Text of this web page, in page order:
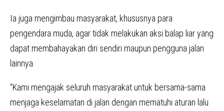
Ia juga mengimbau masyarakat, khususnya para
pengendara muda, agar tidak melakukan aksi balap liar yang
dapat membahayakan diri sendiri maupun pengguna jalan
lainnya.
“Kami mengajak seluruh masyarakat untuk bersama-sama
menjaga keselamatan di jalan dengan mematuhi aturan lalu